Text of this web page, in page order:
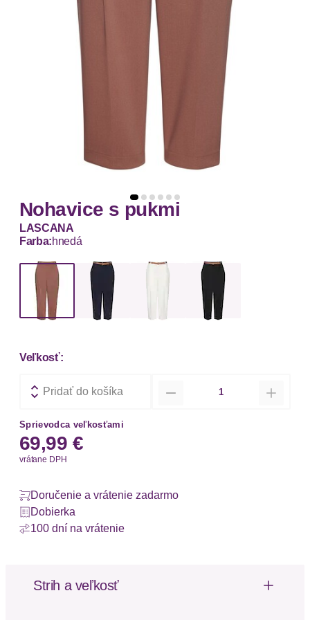
Nohavice s pukmi
LASCANA
Farba:hnedá
Veľkosť:
Pridať do košíka
Sprievodca veľkosťami
69,99 €
vrátane DPH
Doručenie a vrátenie zadarmo
Dobierka
100 dní na vrátenie
Strih a veľkosť